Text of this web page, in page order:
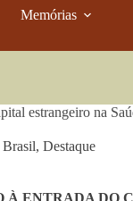
Memórias
estrangeiro na
Brasil, Destaque
À ENTRADA DO